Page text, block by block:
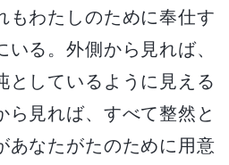
もわたしのために奉仕す
る。外側から見れば、
としているように見える
ら見れば、すべて整然と
あなたがたのために用意